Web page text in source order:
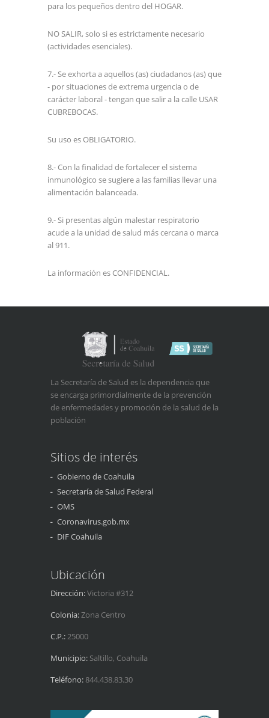
para los pequeños dentro del HOGAR.
NO SALIR, solo si es estrictamente necesario
(actividades esenciales).
7.- Se exhorta a aquellos (as) ciudadanos (as) que
- por situaciones de extrema urgencia o de
carácter laboral - tengan que salir a la calle USAR
CUBREBOCAS.
Su uso es OBLIGATORIO.
8.- Con la finalidad de fortalecer el sistema
inmunológico se sugiere a las familias llevar una
alimentación balanceada.
9.- Si presentas algún malestar respiratorio
acude a la unidad de salud más cercana o marca
al 911.
La información es CONFIDENCIAL.
La Secretaría de Salud es la dependencia que
se encarga primordialmente de la prevención
de enfermedades y promoción de la salud de la
población
Sitios de interés
Gobierno de Coahuila
Secretaría de Salud Federal
OMS
Coronavirus.gob.mx
DIF Coahuila
Ubicación
Dirección:Victoria #312
Colonia:Zona Centro
C.P.:25000
Municipio: Saltillo, Coahuila
Teléfono:844.438.83.30